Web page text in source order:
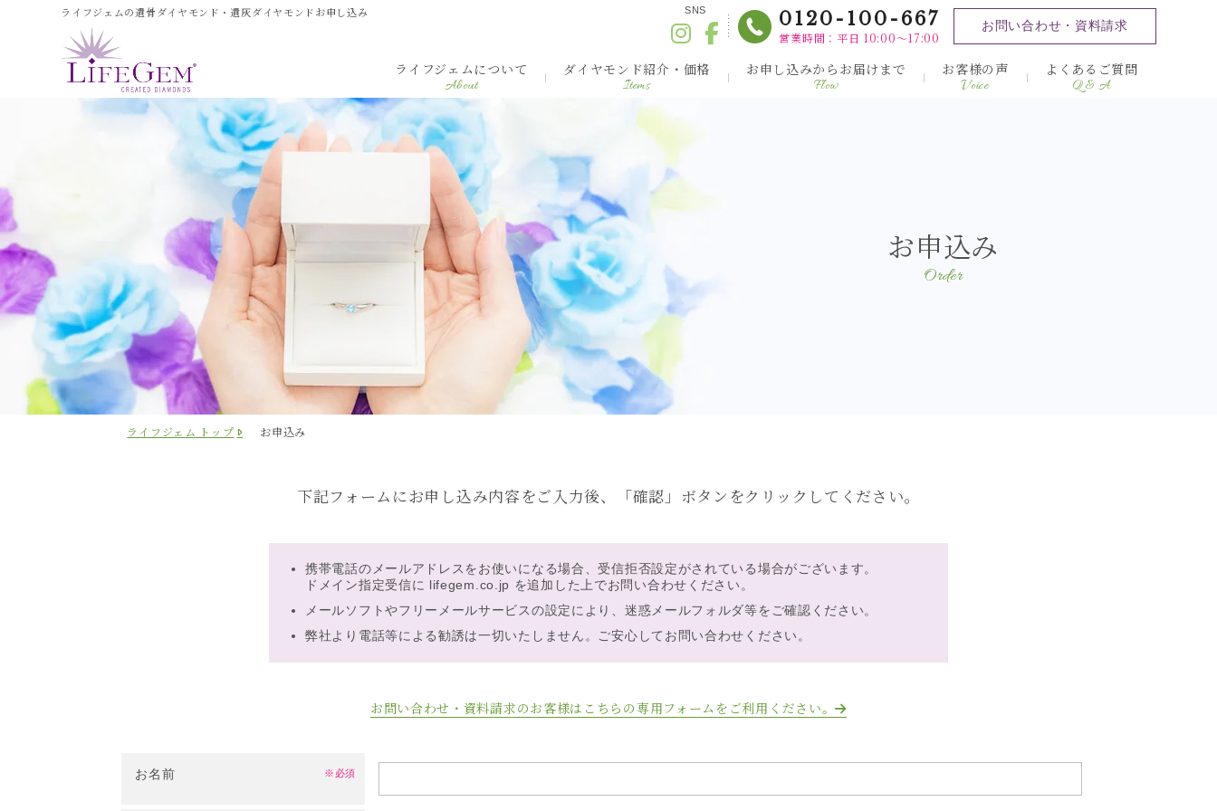
ライフジェムの遺骨ダイヤモンド・遺灰ダイヤモンドお申し込み SNS 0120-100-667
営業時間：平日 10:00～17:00
お問い合わせ・資料請求
ライフジェムについて
About
ダイヤモンド紹介・価格
Items
お申し込みからお届けまで
Flow
お客様の声
Voice
よくあるご質問
Q & A
お申込み
Order
ライフジェム トップ お申込み
下記フォームにお申し込み内容をご入力後、「確認」ボタンをクリックしてください。
携帯電話のメールアドレスをお使いになる場合、受信拒否設定がされている場合がございます。
ドメイン指定受信に lifegem.co.jp を追加した上でお問い合わせください。
メールソフトやフリーメールサービスの設定により、迷惑メールフォルダ等をご確認ください。
弊社より電話等による勧誘は一切いたしません。ご安心してお問い合わせください。
お問い合わせ・資料請求のお客様はこちらの専用フォームをご利用ください。
お名前 ※必須